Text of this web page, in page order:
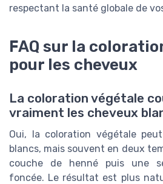
respectant la santé globale de
FAQ sur la
pour les cheveux
La coloration végétale
vraiment les cheveux
Oui, la coloration végétale
blancs, mais souvent en deux
couche de henné puis une
foncée. Le résultat est plus